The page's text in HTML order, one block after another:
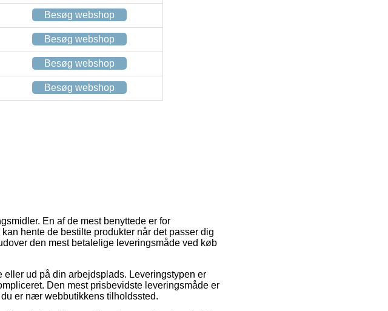
Besøg webshop
Besøg webshop
Besøg webshop
Besøg webshop
En af de mest benyttede er for
hente de bestilte produkter når det passer dig
den mest betalelige leveringsmåde ved køb
ud på din arbejdsplads. Leveringstypen er
Den mest prisbevidste leveringsmåde er
er nær webbutikkens tilholdssted.